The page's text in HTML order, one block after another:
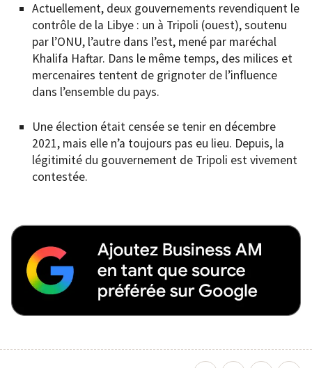
Actuellement, deux gouvernements revendiquent le
contrôle de la Libye : un à Tripoli (ouest), soutenu
par l’ONU, l’autre dans l’est, mené par maréchal
Khalifa Haftar. Dans le même temps, des milices et
mercenaires tentent de grignoter de l’influence
dans l’ensemble du pays.
Une élection était censée se tenir en décembre
2021, mais elle n’a toujours pas eu lieu. Depuis, la
légitimité du gouvernement de Tripoli est vivement
contestée.